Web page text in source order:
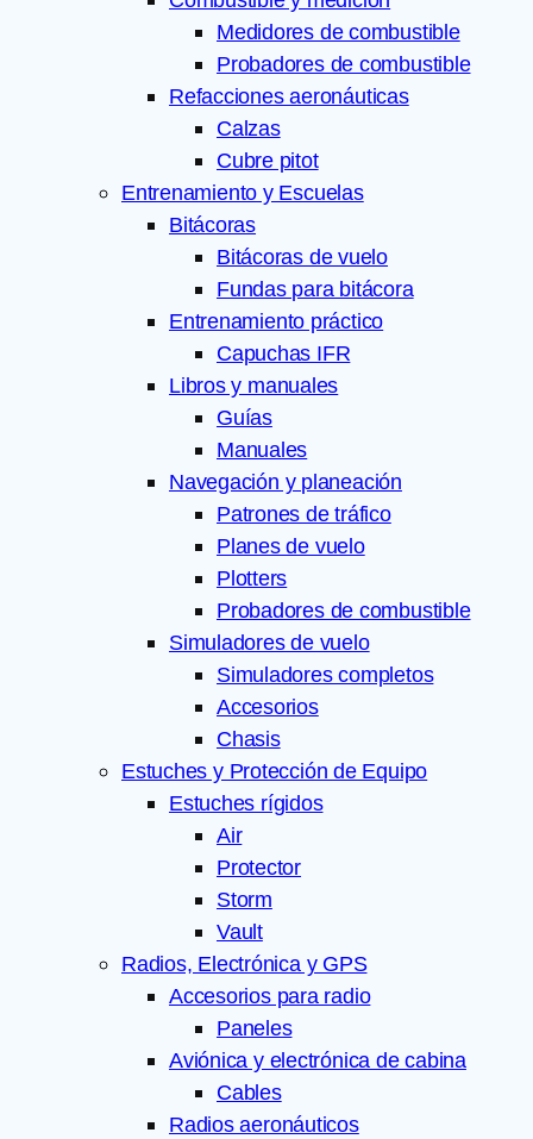
Medidores de combustible
Probadores de combustible
Refacciones aeronáuticas
Calzas
Cubre pitot
Entrenamiento y Escuelas
Bitácoras
Bitácoras de vuelo
Fundas para bitácora
Entrenamiento práctico
Capuchas IFR
Libros y manuales
Guías
Manuales
Navegación y planeación
Patrones de tráfico
Planes de vuelo
Plotters
Probadores de combustible
Simuladores de vuelo
Simuladores completos
Accesorios
Chasis
Estuches y Protección de Equipo
Estuches rígidos
Air
Protector
Storm
Vault
Radios, Electrónica y GPS
Accesorios para radio
Paneles
Aviónica y electrónica de cabina
Cables
Radios aeronáuticos